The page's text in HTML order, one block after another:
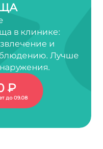
в клинике:
и
Лучше
₽
до 09.08